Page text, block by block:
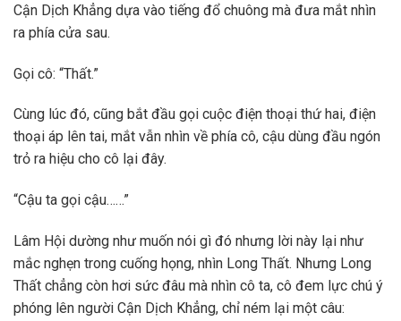
Cận Dịch Khẳng dựa vào tiếng đổ chuông mà đưa mắt nhìn
ra phía cửa sau.
Gọi cô: “Thất.”
Cùng lúc đó, cũng bắt đầu gọi cuộc điện thoại thứ hai, điện
thoại áp lên tai, mắt vẫn nhìn về phía cô, cậu dùng đầu ngón
trỏ ra hiệu cho cô lại đây.
“Cậu ta gọi cậu……”
Lâm Hội dường như muốn nói gì đó nhưng lời này lại như
mắc nghẹn trong cuống họng, nhìn Long Thất. Nhưng Long
Thất chẳng còn hơi sức đâu mà nhìn cô ta, cô đem lực chú ý
phóng lên người Cận Dịch Khẳng, chỉ ném lại một câu: